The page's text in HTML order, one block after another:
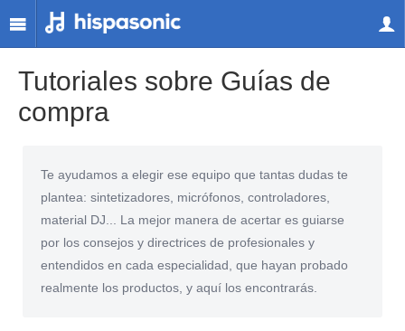
Tutoriales sobre Guías de
compra
Te ayudamos a elegir ese equipo que tantas dudas te
plantea: sintetizadores, micrófonos, controladores,
material DJ... La mejor manera de acertar es guiarse
por los consejos y directrices de profesionales y
entendidos en cada especialidad, que hayan probado
realmente los productos, y aquí los encontrarás.